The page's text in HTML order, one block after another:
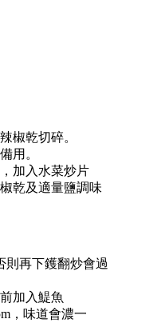
椒乾切碎。
用。
加入水菜炒片
乾及適量鹽調味
則再下鑊翻炒會過
加入鯷魚
，味道會濃一